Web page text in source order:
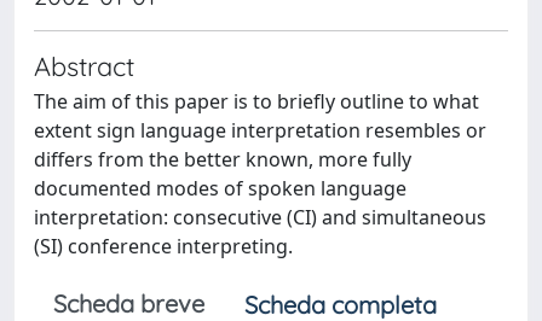
Abstract
The aim of this paper is to briefly outline to what
extent sign language interpretation resembles or
differs from the better known, more fully
documented modes of spoken language
interpretation: consecutive (CI) and simultaneous
(SI) conference interpreting.
Scheda breve Scheda completa